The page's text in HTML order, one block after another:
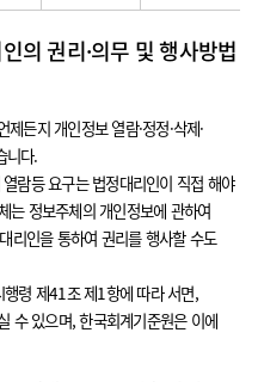
의 권리·의무 및 행사방법
든지 개인정보 열람·정정·삭제·
니다.
람등 요구는 법정대리인이 직접 해야
는 정보주체의 개인정보에 관하여
리인을 통하여 권리를 행사할 수도
령 제41조 제1항에 따라 서면,
수 있으며, 한국회계기준원은 이에